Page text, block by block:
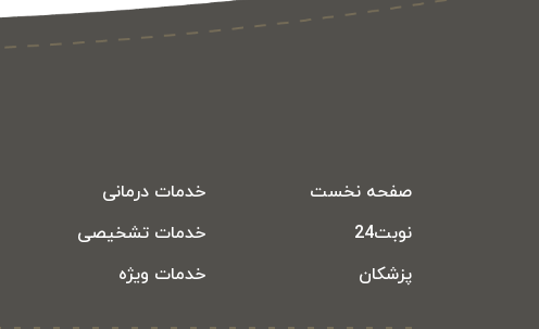
صفحه نخست
نوبت24
پزشکان
خدمات درمانی
خدمات تشخیصی
خدمات ویژه